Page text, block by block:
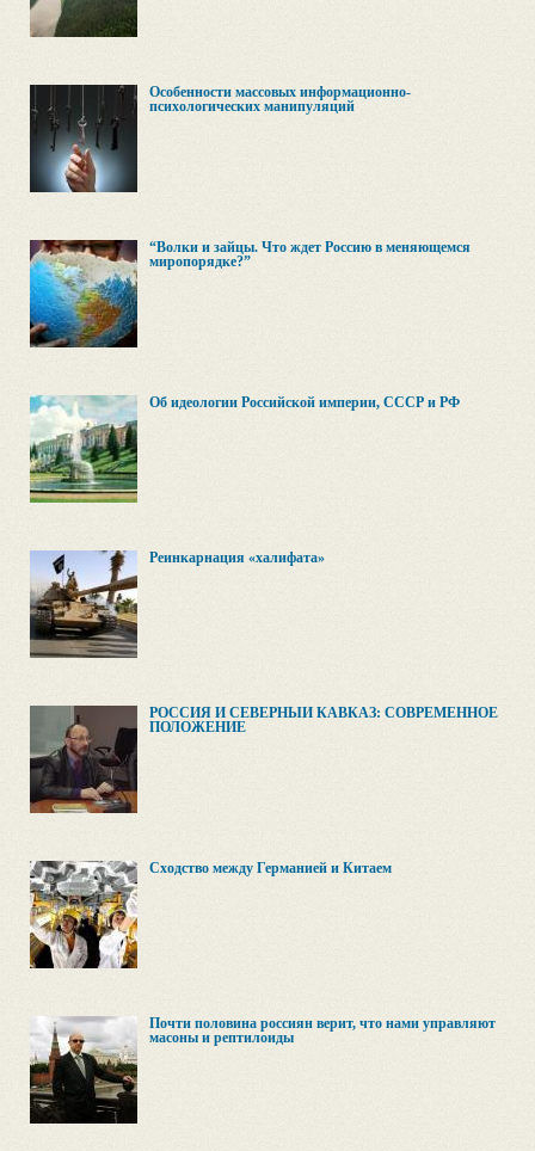
Особенности массовых информационно-
психологических манипуляций
“Волки и зайцы. Что ждет Россию в меняющемся
миропорядке?”
Об идеологии Российской империи, СССР и РФ
Реинкарнация «халифата»
РОССИЯ И СЕВЕРНЫЙ КАВКАЗ: СОВРЕМЕННОЕ
ПОЛОЖЕНИЕ
Сходство между Германией и Китаем
Почти половина россиян верит, что нами управляют
масоны и рептилоиды